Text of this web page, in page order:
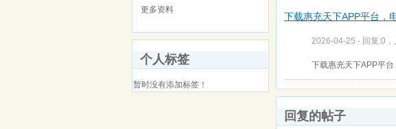
更多资料
个人标签
暂时没有添加标签！
下载惠充天下APP平台，
2026-04-25 - 回复:0
下载惠充天下APP平
回复的帖子